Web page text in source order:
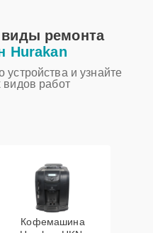
ремонта
Hurakan
и узнайте
видов работ
Кофемашина